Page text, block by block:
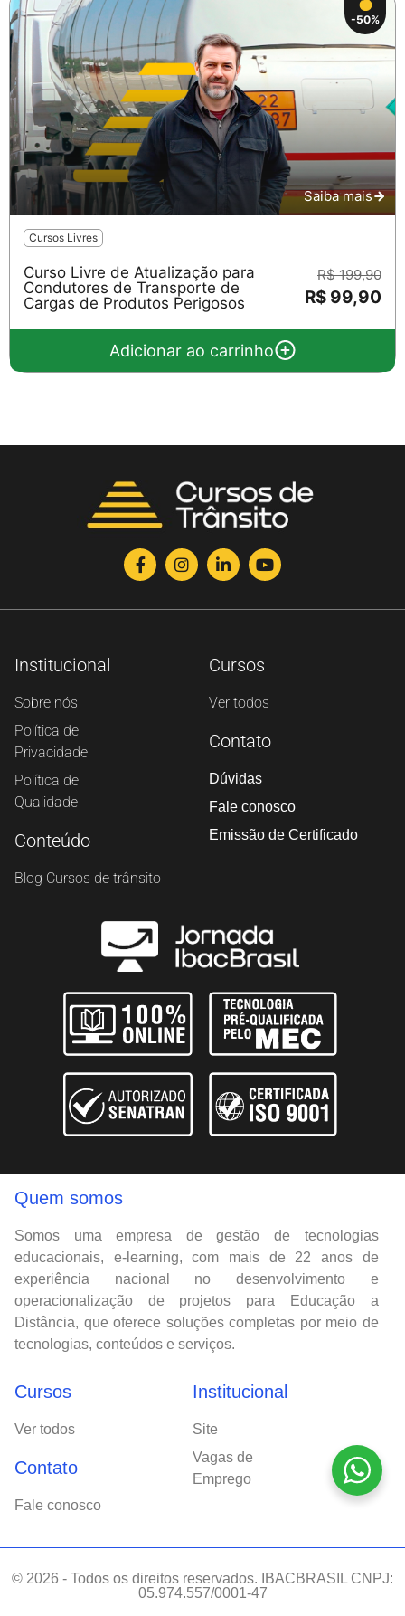
-50%
Saiba mais
Cursos Livres
Curso Livre de Atualização para
Condutores de Transporte de
Cargas de Produtos Perigosos
R$ 199,90
R$ 99,90
Adicionar ao carrinho
Institucional
Sobre nós
Política de
Privacidade
Política de
Qualidade
Conteúdo
Blog Cursos de trânsito
Cursos
Ver todos
Contato
Dúvidas
Fale conosco
Emissão de Certificado
Quem somos
Somos uma empresa de gestão de tecnologias
educacionais, e-learning, com mais de 22 anos de
experiência nacional no desenvolvimento e
operacionalização de projetos para Educação a
Distância, que oferece soluções completas por meio de
tecnologias, conteúdos e serviços.
Cursos
Ver todos
Contato
Fale conosco
Institucional
Site
Vagas de
Emprego
© 2026 - Todos os direitos reservados. IBACBRASIL CNPJ:
05.974.557/0001-47